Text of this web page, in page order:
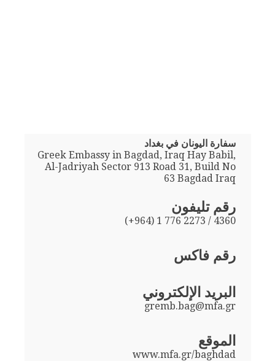
سفارة اليونان في بغداد
Greek Embassy in Bagdad, Iraq Hay Babil,
Al-Jadriyah Sector 913 Road 31, Build No
63 Bagdad Iraq
رقم تليفون
(+964) 1 776 2273 / 4360
رقم فاكس
البريد الإلكتروني
gremb.bag@mfa.gr
الموقع
www.mfa.gr/baghdad